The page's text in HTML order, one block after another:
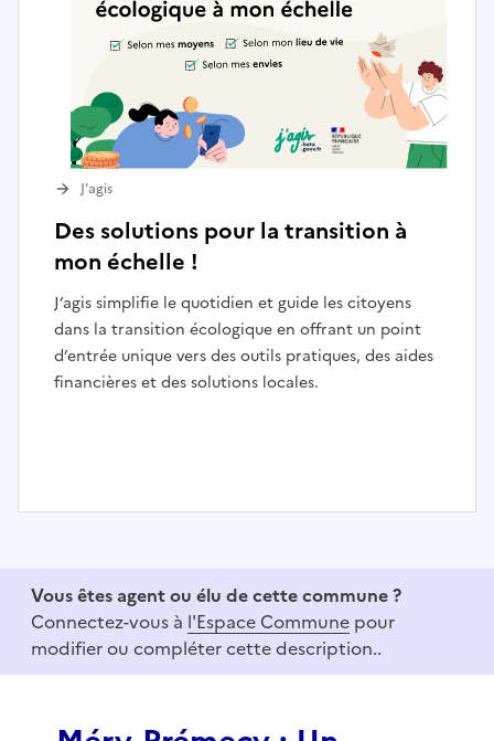
Des solutions pour la transition à
mon échelle !
J’agis simplifie le quotidien et guide les citoyens
dans la transition écologique en offrant un point
d’entrée unique vers des outils pratiques, des aides
financières et des solutions locales.
J’agis
f
Vous êtes agent ou élu de cette commune ?
Connectez-vous à l'Espace Commune pour
modifier ou compléter cette description..